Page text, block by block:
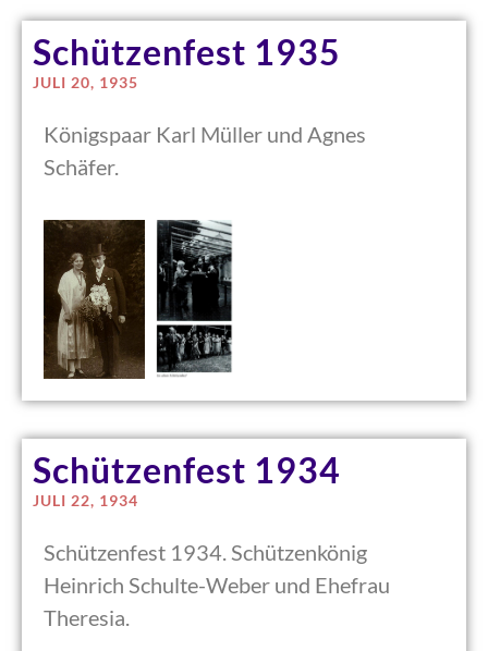
Schützenfest 1935
JULI 20, 1935
Königspaar Karl Müller und Agnes
Schäfer.
Schützenfest 1934
JULI 22, 1934
Schützenfest 1934. Schützenkönig
Heinrich Schulte-Weber und Ehefrau
Theresia.